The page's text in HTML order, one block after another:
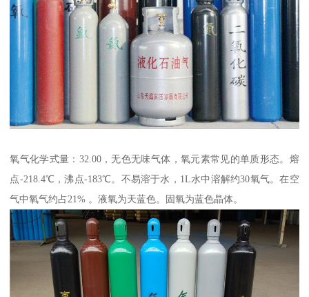
氧气化学式量：32.00，无色无味气体，氧元素常见的单质形态。熔
点-218.4℃，沸点-183℃。不易溶于水，1L水中溶解约30氧气。在空
气中氧气约占21% 。液氧为天蓝色。固氧为蓝色晶体。